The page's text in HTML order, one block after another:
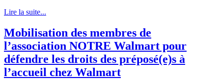
Lire la suite...
Mobilisation des membres de
l’association NOTRE Walmart pour
défendre les droits des préposé(e)s à
l’accueil chez Walmart